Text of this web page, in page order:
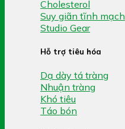
Cholesterol
Suy giãn tĩnh mạch
Studio Gear
Hỗ trợ tiêu hóa
Dạ dày tá tràng
Nhuận tràng
Khó tiêu
Táo bón